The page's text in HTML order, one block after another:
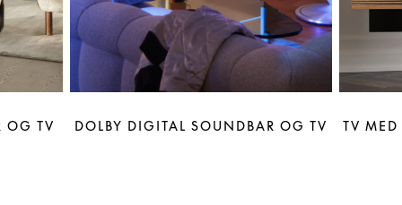
OG TV DOLBY DIGITAL SOUNDBAR OG TV TV MED